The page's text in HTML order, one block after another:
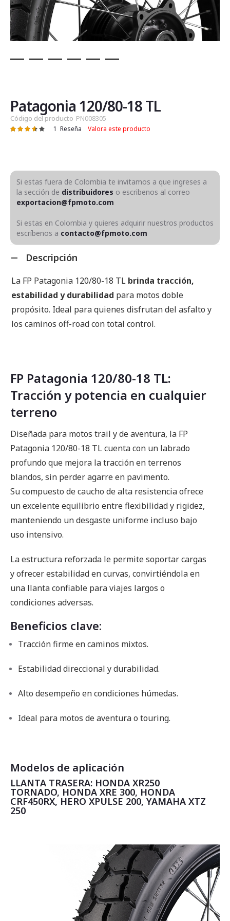
de
la
galería
de
Patagonia 120/80-18 TL
Código del producto PN008305
Valoración: 1 Reseña Valora este producto
Si estas fuera de Colombia te invitamos a que ingreses a
la sección de distribuidores o escribenos al correo
exportacion@fpmoto.com
Si estas en Colombia y quieres adquirir nuestros productos
escríbenos a contacto@fpmoto.com
Descripción
La FP Patagonia 120/80-18 TL brinda tracción,
estabilidad y durabilidad para motos doble
propósito. Ideal para quienes disfrutan del asfalto y
los caminos off-road con total control.
FP Patagonia 120/80-18 TL:
Tracción y potencia en cualquier
terreno
Diseñada para motos trail y de aventura, la FP
Patagonia 120/80-18 TL cuenta con un labrado
profundo que mejora la tracción en terrenos
blandos, sin perder agarre en pavimento.
Su compuesto de caucho de alta resistencia ofrece
un excelente equilibrio entre flexibilidad y rigidez,
manteniendo un desgaste uniforme incluso bajo
uso intensivo.
La estructura reforzada le permite soportar cargas
y ofrecer estabilidad en curvas, convirtiéndola en
una llanta confiable para viajes largos o
condiciones adversas.
Beneficios clave:
Tracción firme en caminos mixtos.
Estabilidad direccional y durabilidad.
Alto desempeño en condiciones húmedas.
Ideal para motos de aventura o touring.
Modelos de aplicación
LLANTA TRASERA: HONDA XR250
TORNADO, HONDA XRE 300, HONDA
CRF450RX, HERO XPULSE 200, YAMAHA XTZ
250